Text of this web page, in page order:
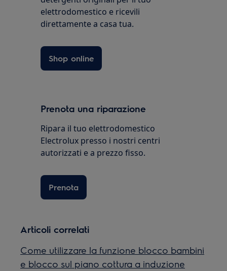
elettrodomestico e ricevili
direttamente a casa tua.
Shop online
Prenota una riparazione
Ripara il tuo elettrodomestico
Electrolux presso i nostri centri
autorizzati e a prezzo fisso.
Prenota
Articoli correlati
Come utilizzare la funzione blocco bambini
e blocco sul piano cottura a induzione